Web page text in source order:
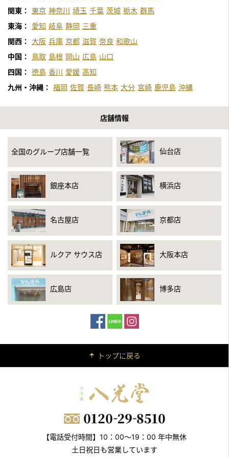
関東：
東京 神奈川 埼玉 千葉 茨城 栃木 群馬
東海：
愛知 岐阜 静岡 三重
関西： 大阪 兵庫 京都 滋賀 奈良 和歌山
中国：
鳥取 島根 岡山 広島 山口
四国： 徳島 香川 愛媛 高知
九州・沖縄： 福岡 佐賀 長崎 熊本 大分 宮崎 鹿児島 沖縄
店舗情報
全国のグループ店舗一覧 仙台店
銀座本店 横浜店
名古屋店 京都店
ルクア サウス店 大阪本店
広島店 博多店
トップに戻る
【電話受付時間】10：00～19：00 年中無休
土日祝日も営業しています